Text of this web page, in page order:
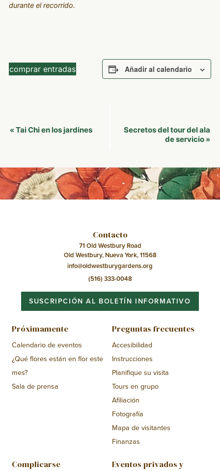
durante el recorrido.
comprar entradas Añadir al calendario
Navegación
« Tai Chi en los jardines
Secretos del tour del ala
de servicio »
Contacto
71 Old Westbury Road
Old Westbury, Nueva York, 11568
info@oldwestburygardens.org
(516) 333-0048
SUSCRIPCIÓN AL BOLETÍN INFORMATIVO
Próximamente
Calendario de eventos
¿Qué flores están en flor este
mes?
Sala de prensa
Preguntas frecuentes
Accesibilidad
Instrucciones
Planifique su visita
Tours en grupo
Afiliación
Fotografía
Mapa de visitantes
Finanzas
Complicarse
Eventos privados y